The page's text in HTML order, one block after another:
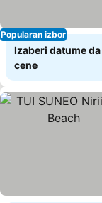
Popularan izbor
Izaberi datume
cene